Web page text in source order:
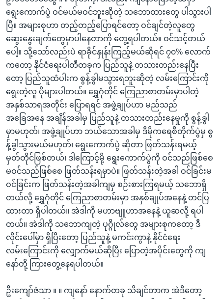
ရွေးကောက်ပွဲ ဝင်မယ်မဝင်ဘူးဆိုတဲ့ သဘောထားတွေ ပါသွားပါ
ပြီ။ အများစုဟာ တည့်တည့်ပြောရင်တော့ ဝင်ချင်တဲ့လူတွေ
ဆွေးနွေးချက်တွေမှာပါနေတာကို တွေ့ရပါတယ်။ ဝင်သင့်တယ်
ပေါ့။ သို့သော်လည်းပဲ ရာခိုင်နှုန်းကြည့်မယ်ဆိုရင် ၇၀% လောက်
ကတော့ နိုင်ငံရေးပါတီတခုက ပြည်သူနဲ့ တသားတည်းနေပြီး
တော့ ပြည်သူထံပါးက စွန့်ခွါမသွားရဘူးဆိုတဲ့ လမ်းကြောင်းကို
ရွေးတဲ့လူ ပိုများပါတယ်။ ရွှေဂုံတိုင် ကြေညာစာတမ်းမှာပါတဲ့
အနှစ်သာရအတိုင်း ပြောရရင် အဖွဲ့ချုပ်ဟာ မည်သည်
အခြေအနေ အချိန်အခါမှ ပြည်သူနဲ့ တသားတည်းနေမှုကို စွန့်ခွါ
မှာမဟုတ်၊ အဖွဲ့ချုပ်ဟာ ဘယ်သောအခါမှ ဒီမိုကရေစီတိုက်ပွဲမှ စွ
န့်ခွါသွားမယ်မဟုတ်၊ ရွေးကောက်ပွဲ ဆိုတာ ဖြတ်သန်းရမယ့်
မှတ်တိုင်ဖြစ်တယ်၊ ဒါကြောင့်မို့ ရွေးကောက်ပွဲကို ဝင်သည်ဖြစ်စေ
မဝင်သည်ဖြစ်စေ ဖြတ်သန်းရမှာပဲ။ ဖြတ်သန်းတဲ့အခါ ဝင်ခြင်းမ
ဝင်ခြင်းက ဖြတ်သန်းတဲ့အခါကျမှ စဉ်းစားကြရမယ့် သဘောရှိ
တယ်လို့ ရွှေဂုံတိုင် ကြေညာစာတမ်းမှာ အနှစ်ချုပ်အနေနဲ့ တင်ပြ
ထားတာ ရှိပါတယ်။ အဲဒါကို မဟာဗျူဟာအနေနဲ့ ယူဆလို့ ရပါ
တယ်။ အဲဒါကို သဘောကျတဲ့ ပုဂ္ဂိုလ်တွေ အများစုကတော့ ဒီ
လိုင်းပေါ်မှာ ရှိပြီးတော့ ပြည်သူနဲ့ မကင်းကွာနဲ့ နိုင်ငံရေး
လမ်းကြောင်းကို လျှောက်မယ်ဆိုပြီး ပြောတဲ့အပိုင်းတွေကို ကျ
နော်တို့ ကြားတွေ့နေရပါတယ်။
ဦးကျော်ဇံသာ ။ ။ ကျနော် နောက်တခု သိချင်တာက အဲဒီတော့